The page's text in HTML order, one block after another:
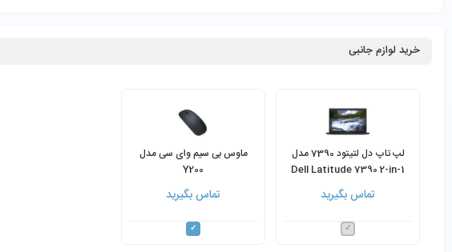
خرید لوازم جانبی
لپ تاپ دل لتیتود 7390 مدل
Dell Latitude 7390 2-in-1
Core i7-8650U صفحه لمسی
تماس بگیرید
ماوس بی سیم وای سی مدل
Y200
تماس بگیرید